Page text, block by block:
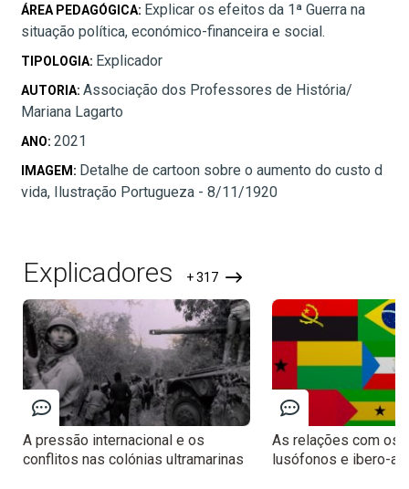
ÁREA PEDAGÓGICA: Explicar os efeitos da 1ª Guerra na
situação política, económico-financeira e social.
TIPOLOGIA: Explicador
AUTORIA: Associação dos Professores de História/
Mariana Lagarto
ANO: 2021
IMAGEM: Detalhe de cartoon sobre o aumento do custo d
vida, Ilustração Portugueza - 8/11/1920
Explicadores + 317
A pressão internacional e os
conflitos nas colónias ultramarinas
As relações com os
lusófonos e ibero-